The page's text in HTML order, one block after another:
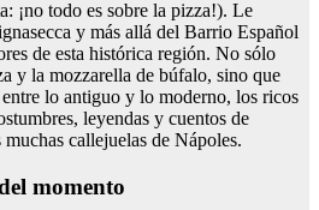
¡no todo es sobre la pizza!). Le
y más allá del Barrio Español
de esta histórica región. No sólo
y la mozzarella de búfalo, sino que
lo antiguo y lo moderno, los ricos
leyendas y cuentos de
callejuelas de Nápoles.
momento